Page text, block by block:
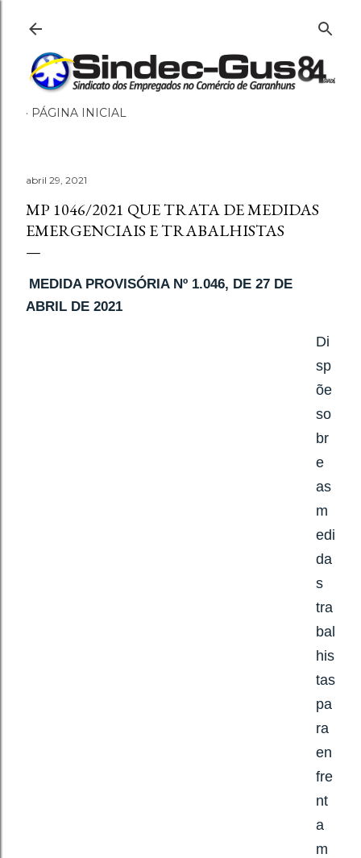
PÁGINA INICIAL
abril 29, 2021
MP 1046/2021 QUE TRATA DE MEDIDAS
EMERGENCIAIS E TRABALHISTAS
MEDIDA PROVISÓRIA Nº 1.046, DE 27 DE
ABRIL DE 2021
Di
sp
õe
so
br
e
as
m
edi
da
s
tra
bal
his
tas
pa
ra
en
fre
nt
a
m